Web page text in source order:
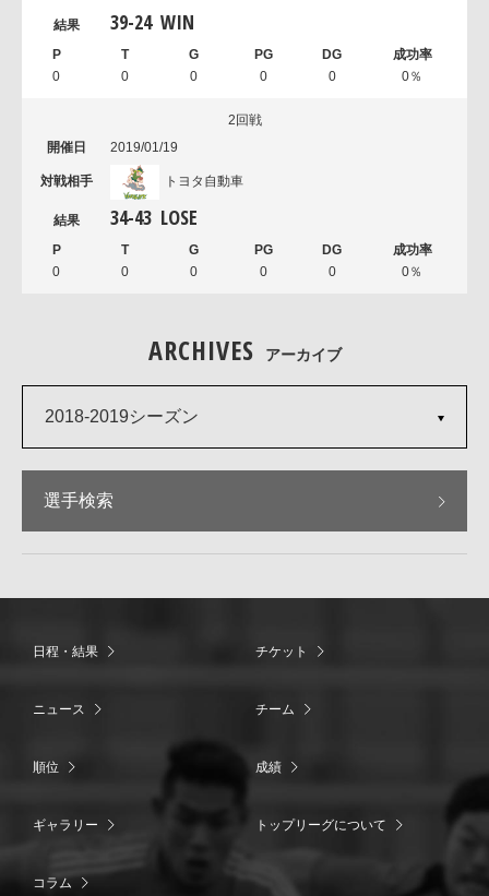
39-24 WIN
0 0 0 0 0 0％
2回戦
2019/01/19
トヨタ自動車
34-43 LOSE
0 0 0 0 0 0％
ARCHIVES アーカイブ
2018-2019シーズン
選手検索
日程・結果 チケット
ニュース チーム
順位 成績
ギャラリー トップリーグについて
コラム